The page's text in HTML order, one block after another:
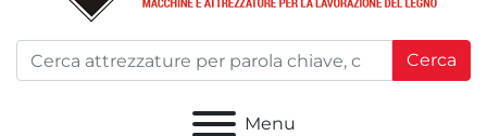
Cerca
Menu